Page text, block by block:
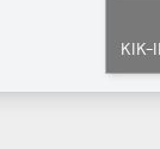
KIK-